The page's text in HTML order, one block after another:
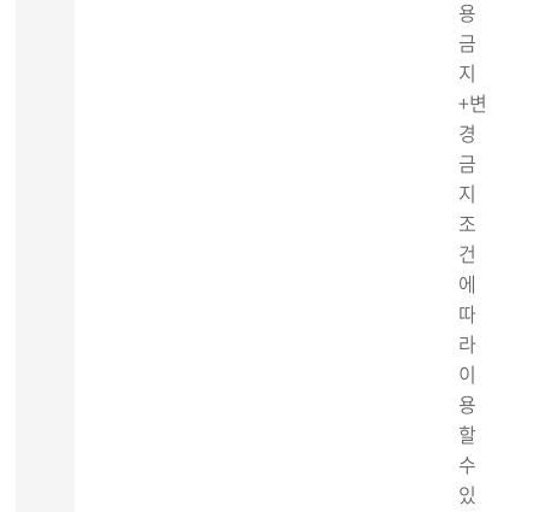
용
금
지
+변
경
금
지
조
건
에
따
라
이
용
할
수
있